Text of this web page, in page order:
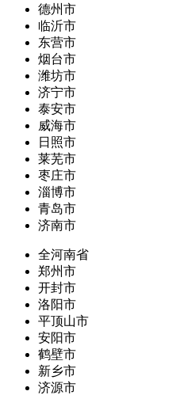
德州市
临沂市
东营市
烟台市
潍坊市
济宁市
泰安市
威海市
日照市
莱芜市
枣庄市
淄博市
青岛市
济南市
全河南省
郑州市
开封市
洛阳市
平顶山市
安阳市
鹤壁市
新乡市
济源市